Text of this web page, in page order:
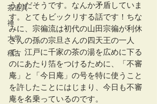
茶道具
禅
大学
稽古
うかだそうです。なんか矛盾していま
す。とてもビックリする話です！ちな
みに、宗徧流は初代の山田宗徧が利休
さんの孫の宗旦さんの四天王の一人
で、江戸に千家の茶の湯を広めに下る
のにあたり箔をつけるために、「不審
庵」と「今日庵」の号を特に使うこと
を許したことにはじまり、今日も不審
庵を名乗っているのです。